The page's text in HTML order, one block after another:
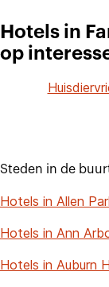
Hotels in
op
Steden in de
Hotels in Allen
Hotels in Ann
Hotels in Auburn